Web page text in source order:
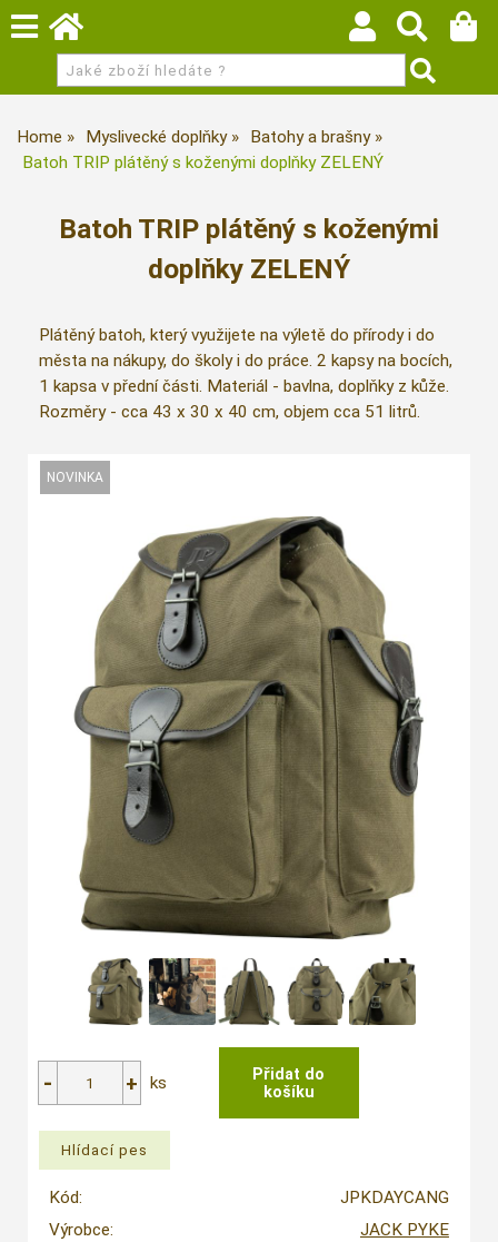
Home Myslivecké doplňky
Batohy a brašny
Batoh TRIP plátěný s koženými doplňky ZELENÝ
Batoh TRIP plátěný s koženými
doplňky ZELENÝ
Plátěný batoh, který využijete na výletě do přírody i do
města na nákupy, do školy i do práce. 2 kapsy na bocích,
1 kapsa v přední části. Materiál - bavlna, doplňky z kůže.
Rozměry - cca 43 x 30 x 40 cm, objem cca 51 litrů.
ks
Kód:
JPKDAYCANG
Výrobce:
JACK PYKE